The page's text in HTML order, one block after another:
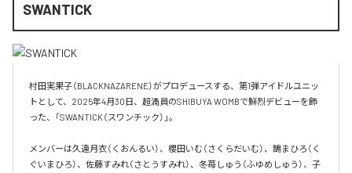
SWANTICK
村田実果子（BLACKNAZARENE）がプロデュースする、第1弾アイドルユニッ
トとして、2025年4月30日、超満員のSHIBUYA WOMBで鮮烈デビューを飾
った、「SWANTICK（スワンチック）」。
メンバーは久遠月衣（くおんるい）、櫻田いむ（さくらだいむ）、鵠まひろ（く
ぐいまひろ）、佐藤すみれ（さとうすみれ）、冬苺しゅう（ふゆめしゅう）、子